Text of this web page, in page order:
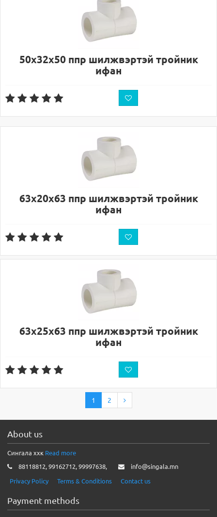
50х32х50 ппр шилжвэртэй тройник
ифан
63х20х63 ппр шилжвэртэй тройник
ифан
63х25х63 ппр шилжвэртэй тройник
ифан
1 2
About us
Сингала ххк Read more
88118812, 99162712, 99997638,
info@singala.mn
Privacy Policy
Terms & Conditions Contact us
Payment methods